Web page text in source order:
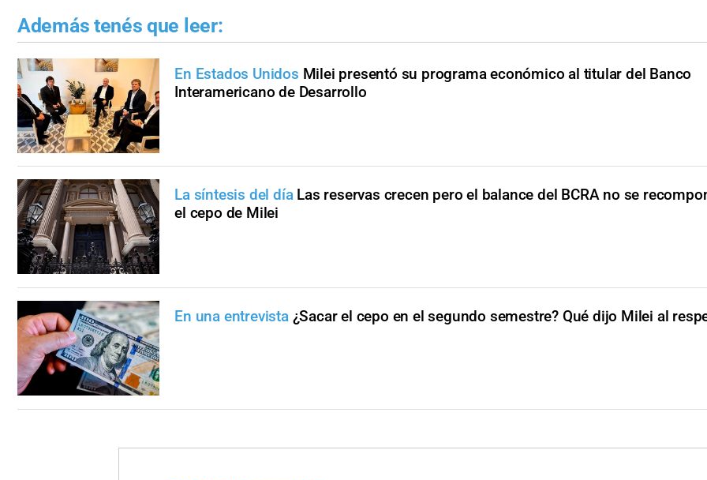
Además tenés que leer:
En Estados Unidos Milei presentó su programa económico al titular del Banco
Interamericano de Desarrollo
La síntesis del día Las reservas crecen pero el balance del BCRA no se
el cepo de Milei
En una entrevista ¿Sacar el cepo en el segundo semestre? Qué dijo Milei al